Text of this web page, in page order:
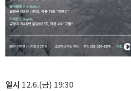
일시 12.6.(금) 19:30